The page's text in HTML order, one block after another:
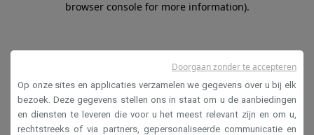
browser console for more information).
Op onze sites en applicaties verzamelen we gegevens over u bij elk
bezoek. Deze gegevens stellen ons in staat om u de aanbiedingen
en diensten te leveren die voor u het meest relevant zijn en om u,
rechtstreeks of via partners, gepersonaliseerde communicatie en
Doorgaan zonder te accepteren